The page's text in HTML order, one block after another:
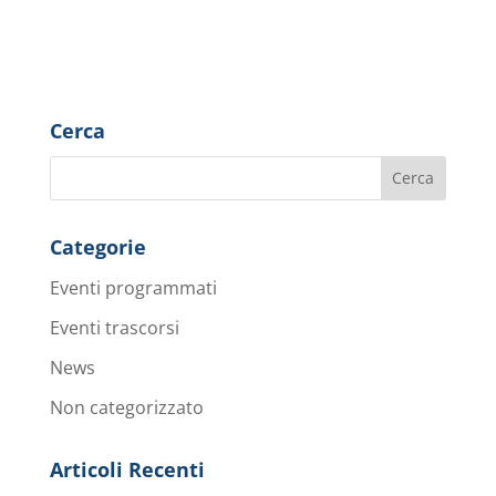
Cerca
Categorie
Eventi programmati
Eventi trascorsi
News
Non categorizzato
Articoli Recenti